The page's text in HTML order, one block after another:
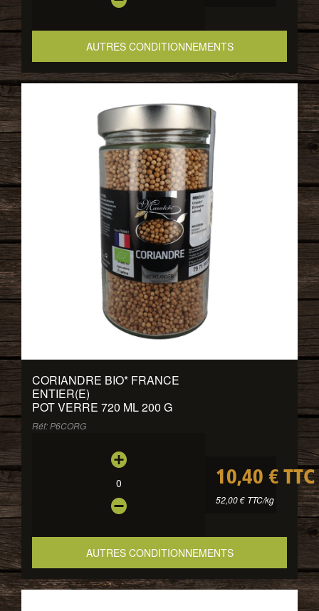
AUTRES CONDITIONNEMENTS
CORIANDRE BIO* FRANCE
ENTIER(E)
POT VERRE 720 ML 200 G
Réf: P6CORG
0 10,40 € TTC
52,00 € TTC/kg
AUTRES CONDITIONNEMENTS